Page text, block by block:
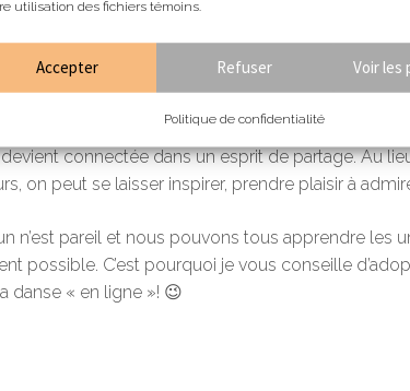
utilisation des fichiers témoins.
Accepter Refuser Voir les
Politique de confidentialité
villes comme Los Angeles et New York, alors
penser que certains de ces prodiges n’ont
un jour être. Il peut devenir démoralisant de
peuvent motiver les danseurs
de pourvoir observer le travail de quelqu’un
connectée dans un esprit de partage. Au
on peut se laisser inspirer, prendre plaisir à
n’est pareil et nous pouvons tous apprendre les
possible. C’est pourquoi je vous conseille
danse « en ligne »! 😉